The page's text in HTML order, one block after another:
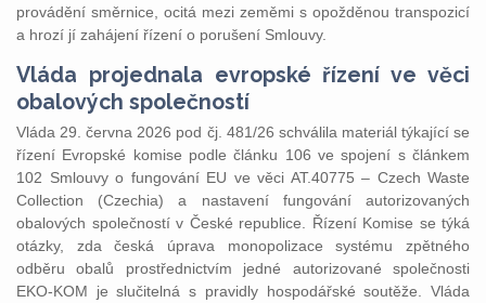
provádění směrnice, ocitá mezi zeměmi s opožděnou transpozicí
a hrozí jí zahájení řízení o porušení Smlouvy.
Vláda projednala evropské řízení ve věci
obalových společností
Vláda 29. června 2026 pod čj. 481/26 schválila materiál týkající se
řízení Evropské komise podle článku 106 ve spojení s článkem
102 Smlouvy o fungování EU ve věci AT.40775 – Czech Waste
Collection (Czechia) a nastavení fungování autorizovaných
obalových společností v České republice. Řízení Komise se týká
otázky, zda česká úprava monopolizace systému zpětného
odběru obalů prostřednictvím jedné autorizované společnosti
EKO-KOM je slučitelná s pravidly hospodářské soutěže. Vláda